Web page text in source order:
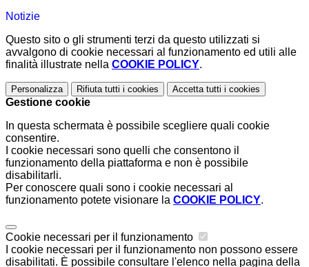
Notizie
Questo sito o gli strumenti terzi da questo utilizzati si
avvalgono di cookie necessari al funzionamento ed utili alle
finalità illustrate nella COOKIE POLICY.
Personalizza Rifiuta tutti i cookies Accetta tutti i cookies
Gestione cookie
In questa schermata è possibile scegliere quali cookie
consentire.
I cookie necessari sono quelli che consentono il
funzionamento della piattaforma e non è possibile
disabilitarli.
Per conoscere quali sono i cookie necessari al
funzionamento potete visionare la COOKIE POLICY.
Cookie necessari per il funzionamento
I cookie necessari per il funzionamento non possono essere
disabilitati. È possibile consultare l'elenco nella pagina della